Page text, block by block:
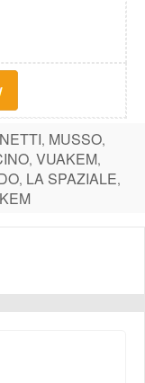
, MUSSO,
, VUAKEM,
, LA SPAZIALE,